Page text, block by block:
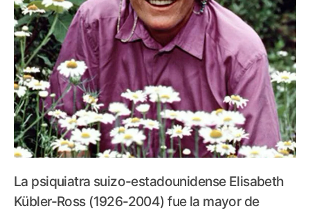
La psiquiatra suizo-estadounidense Elisabeth
Kübler-Ross (1926-2004) fue la mayor de